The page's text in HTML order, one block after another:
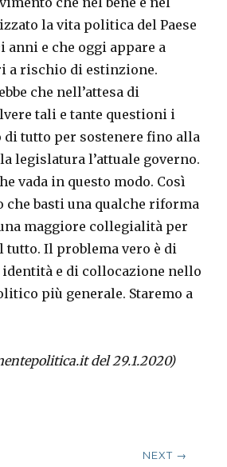
la vita politica del Paese
e che oggi appare a
a rischio di estinzione.
che nell’attesa di
tali e tante questioni i
di tutto per sostenere fino alla
legislatura l’attuale governo.
vada in questo modo. Così
che basti una qualche riforma
maggiore collegialità per
tutto. Il problema vero è di
e di collocazione nello
più generale. Staremo a
del 29.1.2020)
NEXT →